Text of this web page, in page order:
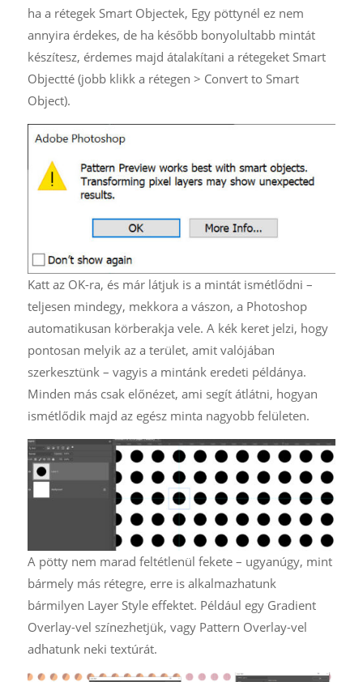
ha a rétegek Smart Objectek, Egy pöttynél ez nem
annyira érdekes, de ha később bonyolultabb mintát
készítesz, érdemes majd átalakítani a rétegeket Smart
Objectté (jobb klikk a rétegen > Convert to Smart
Object).
Katt az OK-ra, és már látjuk is a mintát ismétlődni –
teljesen mindegy, mekkora a vászon, a Photoshop
automatikusan körberakja vele. A kék keret jelzi, hogy
pontosan melyik az a terület, amit valójában
szerkesztünk – vagyis a mintánk eredeti példánya.
Minden más csak előnézet, ami segít átlátni, hogyan
ismétlődik majd az egész minta nagyobb felületen.
A pötty nem marad feltétlenül fekete – ugyanúgy, mint
bármely más rétegre, erre is alkalmazhatunk
bármilyen Layer Style effektet. Például egy Gradient
Overlay-vel színezhetjük, vagy Pattern Overlay-vel
adhatunk neki textúrát.